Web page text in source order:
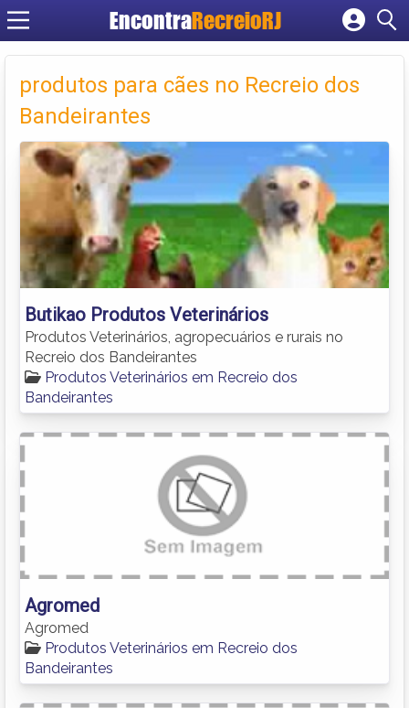
EncontraRecreioRJ
Cadastrar empresa
Criar conta
produtos para cães no Recreio dos
Bandeirantes
Butikao Produtos Veterinários
Produtos Veterinários, agropecuários e rurais no
Recreio dos Bandeirantes
Produtos Veterinários em Recreio dos
Bandeirantes
Agromed
Agromed
Produtos Veterinários em Recreio dos
Bandeirantes